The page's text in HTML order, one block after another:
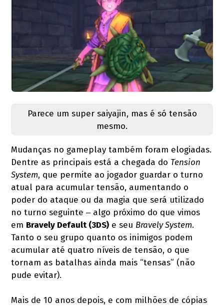
Parece um super saiyajin, mas é só tensão
mesmo.
Mudanças no gameplay também foram elogiadas.
Dentre as principais está a chegada do Tension
System, que permite ao jogador guardar o turno
atual para acumular tensão, aumentando o
poder do ataque ou da magia que será utilizado
no turno seguinte ‒ algo próximo do que vimos
em Bravely Default (3DS) e seu Bravely System.
Tanto o seu grupo quanto os inimigos podem
acumular até quatro níveis de tensão, o que
tornam as batalhas ainda mais “tensas” (não
pude evitar).
Mais de 10 anos depois, e com milhões de cópias